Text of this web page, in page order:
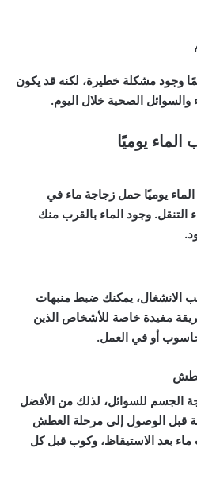
وجود مشكلة خطيرة، لكنه قد يكون
والسوائل الصحية خلال اليوم.
يوميًا
يوميًا حمل زجاجة ماء في
التنقل. وجود الماء بالقرب منك
الانشغال، يمكنك ضبط منبهات
مفيدة خاصة للأشخاص الذين
أو في العمل.
الجسم للسوائل، لذلك من الأفضل
قبل الوصول إلى مرحلة العطش
بعد الاستيقاظ، وكوب قبل كل